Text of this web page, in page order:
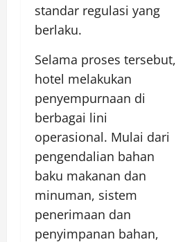
standar regulasi yang
berlaku.
Selama proses tersebut,
hotel melakukan
penyempurnaan di
berbagai lini
operasional. Mulai dari
pengendalian bahan
baku makanan dan
minuman, sistem
penerimaan dan
penyimpanan bahan,